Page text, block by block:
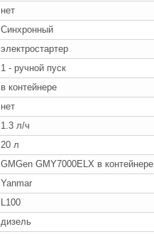
нет
Синхронный
электростартер
1 - ручной пуск
в контейнере
нет
1.3 л/ч
20 л
GMGen GMY7000ELX в контейнере
Yanmar
L100
дизель